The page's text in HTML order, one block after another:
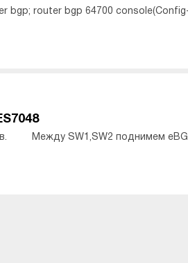
bgp; router bgp 64700
Между SW1,SW2 поднимем